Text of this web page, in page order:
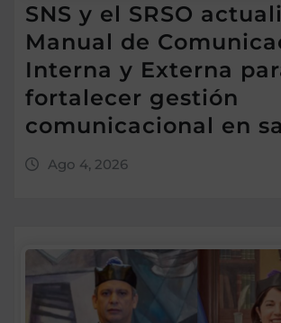
SNS y el SRSO
Manual de
Interna y Externa
fortalecer gestión
comunicacional en
Ago 4, 2026